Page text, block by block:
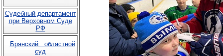
Судебный департамент
при Верховном Суде
РФ
Брянский областной
суд